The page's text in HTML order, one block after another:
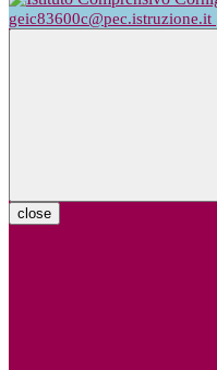
geic83600c@pec.istruzione.it
close